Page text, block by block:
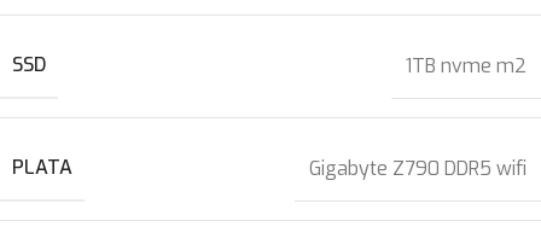
SSD 1TB nvme m2
PLATA Gigabyte Z790 DDR5 wifi